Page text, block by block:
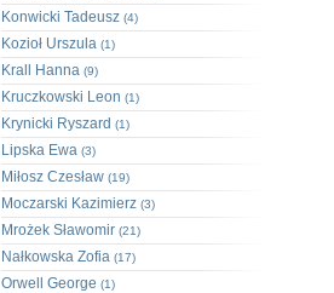
Konwicki Tadeusz (4)
Kozioł Urszula (1)
Krall Hanna (9)
Kruczkowski Leon (1)
Krynicki Ryszard (1)
Lipska Ewa (3)
Miłosz Czesław (19)
Moczarski Kazimierz (3)
Mrożek Sławomir (21)
Nałkowska Zofia (17)
Orwell George (1)